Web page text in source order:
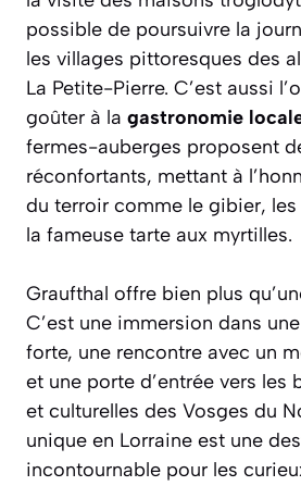
possible de poursuivre la
les villages pittoresques des
La Petite-Pierre. C’est aussi
goûter à la gastronomie
fermes-auberges proposent
réconfortants, mettant à
du terroir comme le gibier,
la fameuse tarte aux myrtilles.
Graufthal offre bien plus
C’est une immersion dans
forte, une rencontre avec un
et une porte d’entrée vers les
et culturelles des Vosges du
unique en Lorraine est une
incontournable pour les